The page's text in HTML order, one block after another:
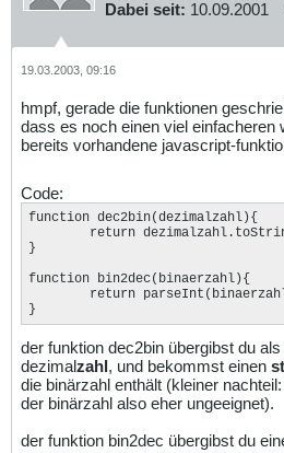
Dabei seit: 10.09.2001
19.03.2003, 09:16
hmpf, gerade die funktionen
dass es noch einen viel einfacheren
bereits vorhandene javascript-
Code:
function dec2bin(dezimalzahl){
}
function bin2dec(binaerzahl){
}
der funktion dec2bin übergibst du
dezimalzahl, und bekommst einen
die binärzahl enthält (kleiner
der binärzahl also eher ungeeignet).
der funktion bin2dec übergibst du